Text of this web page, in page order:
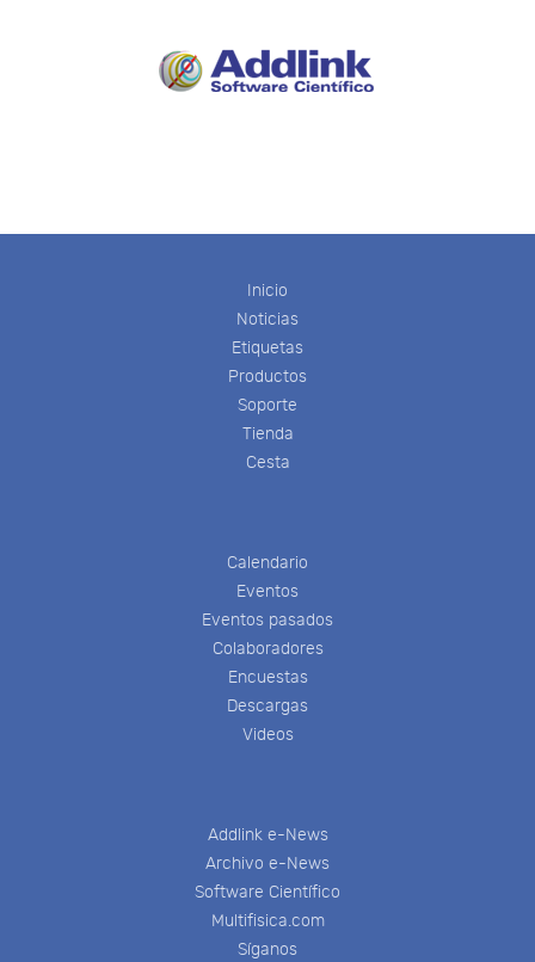
Inicio
Noticias
Etiquetas
Productos
Soporte
Tienda
Cesta
Calendario
Eventos
Eventos pasados
Colaboradores
Encuestas
Descargas
Videos
Addlink e-News
Archivo e-News
Software Científico
Multifisica.com
Síganos